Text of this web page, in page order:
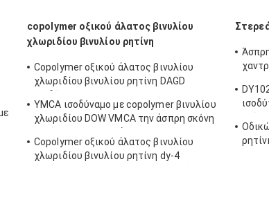
copolymer οξικού άλατος βινυλίου
χλωριδίου βινυλίου ρητίνη
Copolymer οξικού άλατος βινυλίου
χλωριδίου βινυλίου ρητίνη DAGD
χρησιμοποιείται στα επιστρώματα
YMCA ισοδύναμο με copolymer βινυλίου
χλωριδίου DOW VMCA την άσπρη σκόνη
Copolymer οξικού άλατος βινυλίου
χλωριδίου βινυλίου ρητίνη dy-4